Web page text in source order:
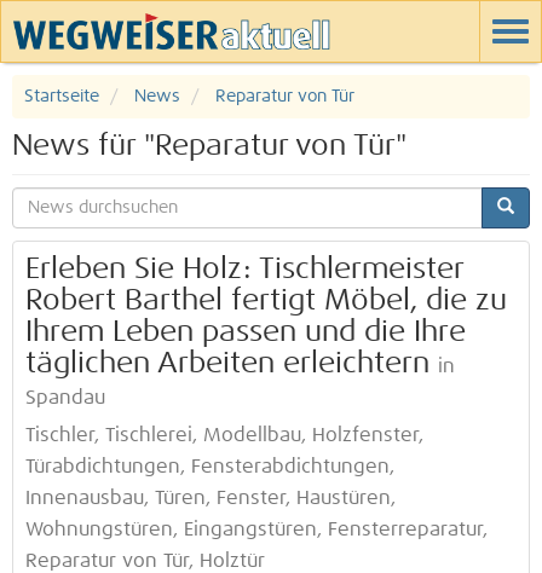
Startseite News Reparatur von Tür
News für "Reparatur von Tür"
Erleben Sie Holz: Tischlermeister
Robert Barthel fertigt Möbel, die zu
Ihrem Leben passen und die Ihre
täglichen Arbeiten erleichtern in
Spandau
Tischler, Tischlerei, Modellbau, Holzfenster,
Türabdichtungen, Fensterabdichtungen,
Innenausbau, Türen, Fenster, Haustüren,
Wohnungstüren, Eingangstüren, Fensterreparatur,
Reparatur von Tür, Holztür